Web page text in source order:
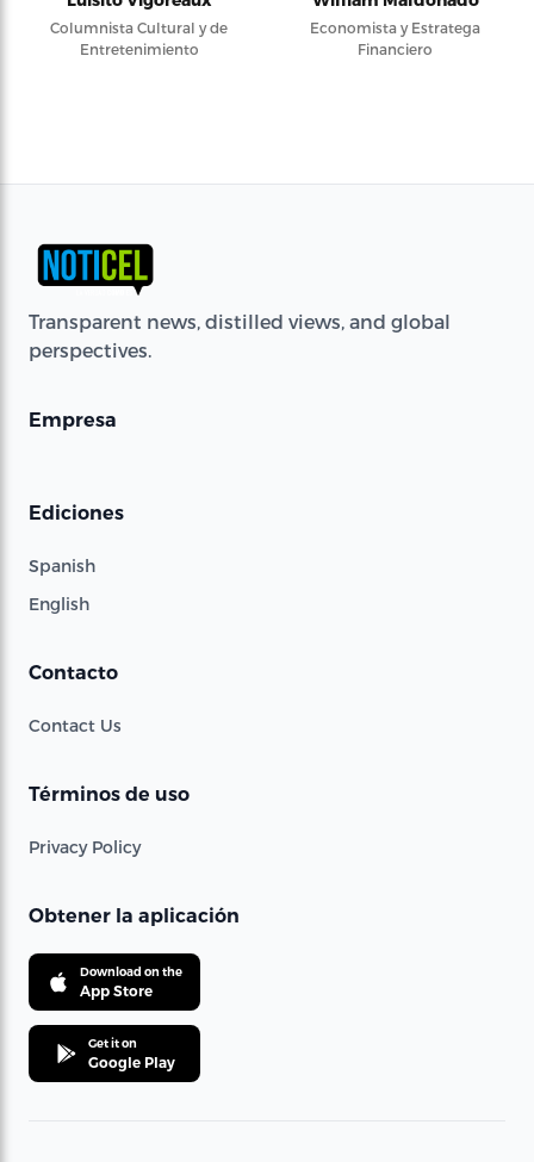
Columnista Cultural y de
Entretenimiento
Economista y Estratega
Financiero
Transparent news, distilled views, and global
perspectives.
Empresa
Ediciones
Spanish
English
Contacto
Contact Us
Términos de uso
Privacy Policy
Obtener la aplicación
Download on the
App Store
Get it on
Google Play